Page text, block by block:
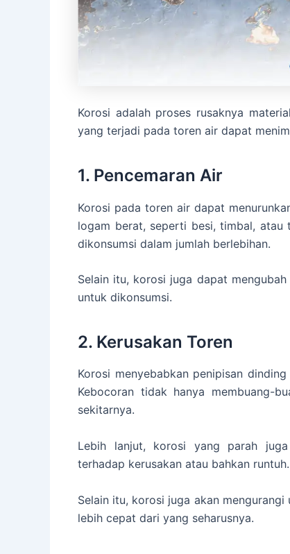
Korosi adalah proses rusaknya
yang terjadi pada toren air dapat
1. Pencemaran Air
Korosi pada toren air dapat
logam berat, seperti besi, timbal, atau
dikonsumsi dalam jumlah berlebihan.
Selain itu, korosi juga dapat mengubah
untuk dikonsumsi.
2. Kerusakan Toren
Korosi menyebabkan penipisan
Kebocoran tidak hanya membuang-
sekitarnya.
Lebih lanjut, korosi yang parah
terhadap kerusakan atau bahkan runtuh.
Selain itu, korosi juga akan
lebih cepat dari yang seharusnya.